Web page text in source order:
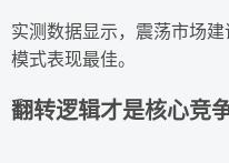
实测数据显示，震荡市场
模式表现最佳。
翻转逻辑才是核心竞